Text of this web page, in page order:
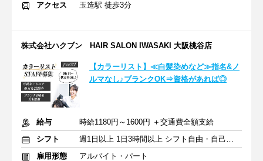
アクセス
玉造駅 徒歩3分
株式会社ハクブン HAIR SALON IWASAKI 大阪桃谷店
【カラーリスト】≪白髪染めなど≫指名&ノ
ルマなし♪ブランクOK⇒資格があれば◎
給与
時給1180円～1600円 ＋交通費全額支給
シフト
週1日以上 1日3時間以上 シフト自由・自己申告
雇用形態
アルバイト・パート